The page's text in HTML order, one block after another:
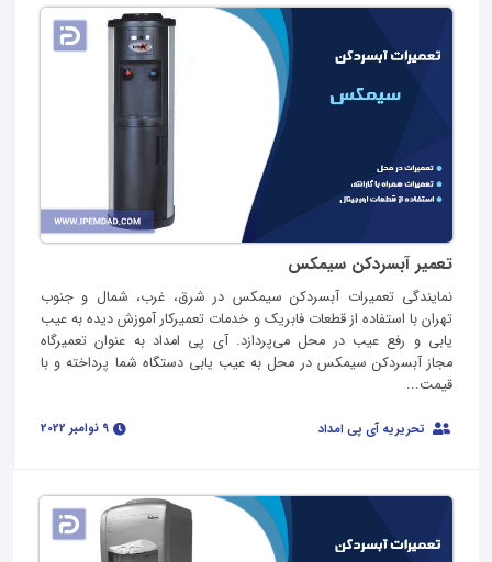
تعمیر آبسردکن سیمکس
نمایندگی تعمیرات آبسردکن سیمکس در شرق، غرب، شمال و جنوب
تهران با استفاده از قطعات فابریک و خدمات تعمیرکار آموزش دیده به عیب
یابی و رفع عیب در محل می‌پردازد. آی پی امداد به عنوان تعمیرگاه
مجاز آبسردکن سیمکس در محل به عیب یابی دستگاه شما پرداخته و با
قیمت...
تحریریه آی پی امداد